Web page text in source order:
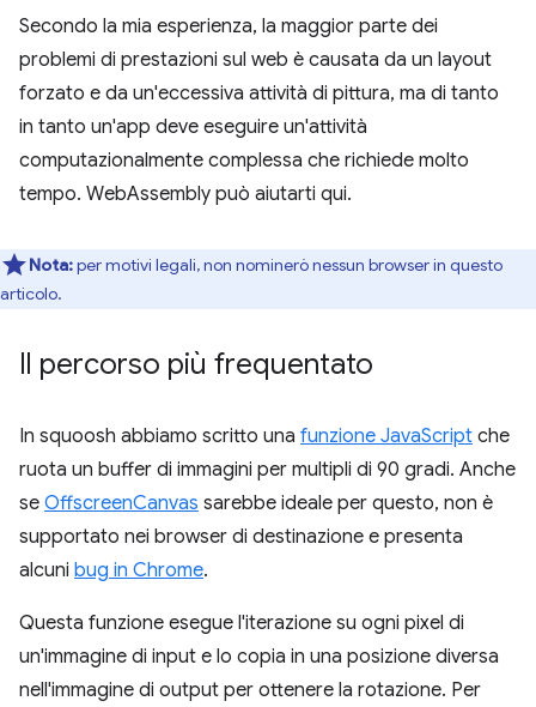
Secondo la mia esperienza, la maggior parte dei
problemi di prestazioni sul web è causata da un layout
forzato e da un'eccessiva attività di pittura, ma di tanto
in tanto un'app deve eseguire un'attività
computazionalmente complessa che richiede molto
tempo. WebAssembly può aiutarti qui.
Nota:per motivi legali, non nominerò nessun browser in questo
articolo.
Il percorso più frequentato
In squoosh abbiamo scritto una funzione JavaScript che
ruota un buffer di immagini per multipli di 90 gradi. Anche
se OffscreenCanvas sarebbe ideale per questo, non è
supportato nei browser di destinazione e presenta
alcuni bug in Chrome.
Questa funzione esegue l'iterazione su ogni pixel di
un'immagine di input e lo copia in una posizione diversa
nell'immagine di output per ottenere la rotazione. Per